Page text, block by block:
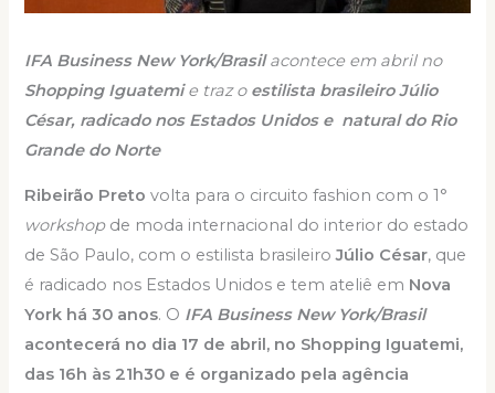
IFA Business New York/Brasilacontece em abril no
Shopping Iguatemie traz o estilista brasileiro Júlio
César, radicado nos Estados Unidos e natural do Rio
Grande do Norte
Ribeirão Preto volta para o circuito fashion com o 1°
workshopde moda internacional do interior do estado
de São Paulo, com o estilista brasileiroJúlio César, que
é radicado nos Estados Unidos e tem ateliê em Nova
York há 30 anos. O IFA Business New York/Brasil
acontecerá no dia 17 de abril, no Shopping Iguatemi,
das 16h às 21h30 e é organizado pela agência